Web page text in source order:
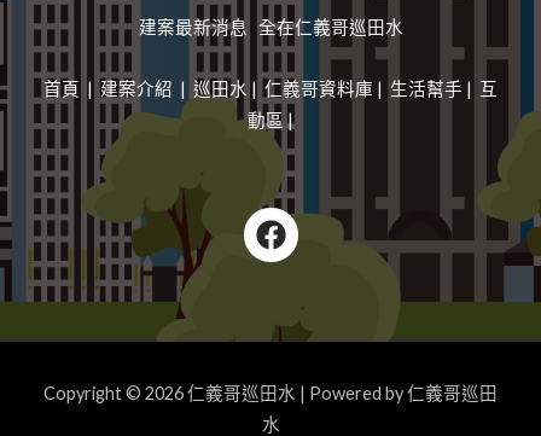
建案最新消息 全在仁義哥巡田水
首頁 | 建案介紹 | 巡田水 | 仁義哥資料庫 | 生活幫手 | 互
動區 |
Copyright © 2026 仁義哥巡田水 | Powered by 仁義哥巡田
水